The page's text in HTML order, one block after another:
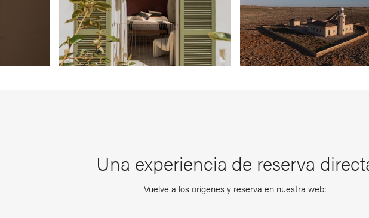
Una experiencia de reserva
Vuelve a los orígenes y reserva en nuestra web: